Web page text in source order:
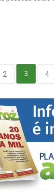
2 3 4